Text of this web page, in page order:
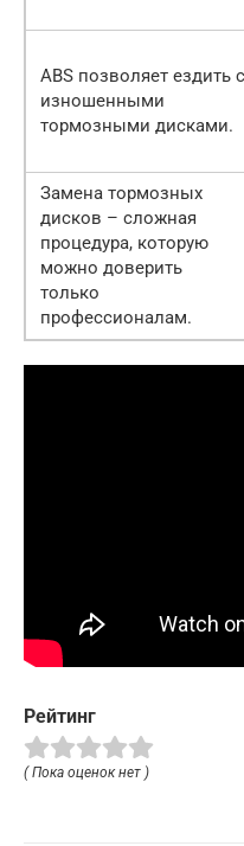
ABS позволяет ездить с
изношенными
тормозными дисками.
Замена тормозных
дисков – сложная
процедура, которую
можно доверить
только
профессионалам.
Рейтинг
( Пока оценок нет )